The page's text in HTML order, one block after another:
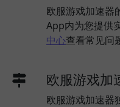
欧服游戏加速器
App内为您提供
中心查看常见问
欧服游戏加
欧服游戏加速器